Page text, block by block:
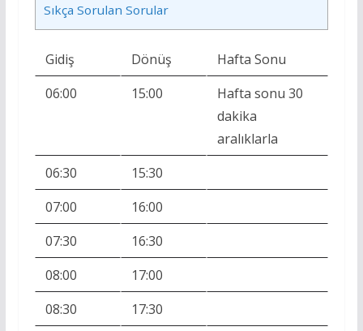
Sıkça Sorulan Sorular
Gidiş Dönüş
Hafta Sonu
06:00
15:00
Hafta sonu 30
dakika
aralıklarla
06:30
15:30
07:00
16:00
07:30
16:30
08:00
17:00
08:30
17:30